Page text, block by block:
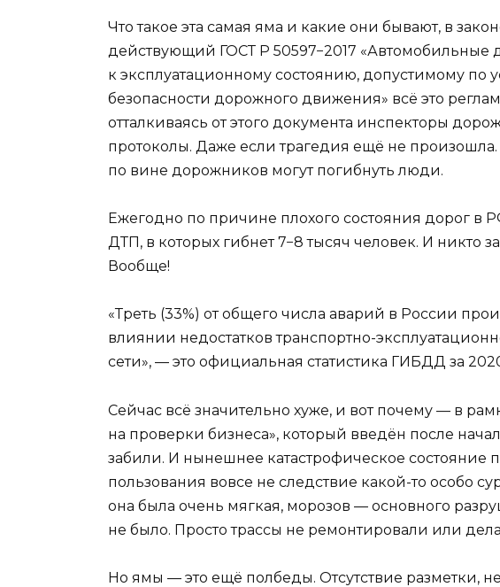
Что такое эта самая яма и какие они бывают, в
действующий ГОСТ Р 50597−2017 «Автомобильные
к эксплуатационному состоянию, допустимому по
безопасности дорожного движения» всё это
отталкиваясь от этого документа инспекторы
протоколы. Даже если трагедия ещё не
по вине дорожников могут погибнуть люди.
Ежегодно по причине плохого состояния дорог в
ДТП, в которых гибнет 7−8 тысяч человек. И никто за
Вообще!
«Треть (33%) от общего числа аварий в России
влиянии недостатков транспортно-
сети», — это официальная статистика ГИБДД за
Сейчас всё значительно хуже, и вот почему — в
на проверки бизнеса», который введён после
забили. И нынешнее катастрофическое состояние
пользования вовсе не следствие какой-то особо
она была очень мягкая, морозов — основного
не было. Просто трассы не ремонтировали или
Но ямы — это ещё полбеды. Отсутствие разметки,